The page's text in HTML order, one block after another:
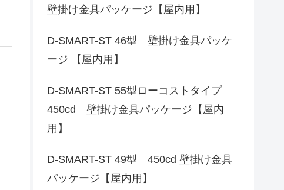
壁掛け金具パッケージ【屋内用】
D-SMART-ST 46型 壁掛け金具パッケ
ージ 【屋内用】
D-SMART-ST 55型ローコストタイプ
450cd 壁掛け金具パッケージ【屋内
用】
D-SMART-ST 49型 450cd 壁掛け金具
パッケージ【屋内用】